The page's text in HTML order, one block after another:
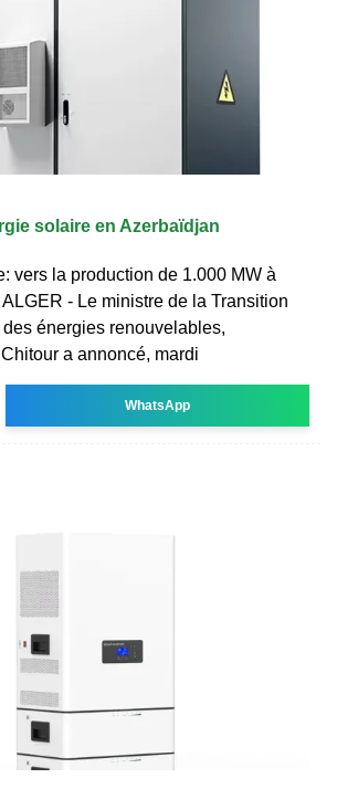
solaire en Azerbaïdjan
vers la production de 1.000 MW à
- Le ministre de la Transition
énergies renouvelables,
a annoncé, mardi
WhatsApp